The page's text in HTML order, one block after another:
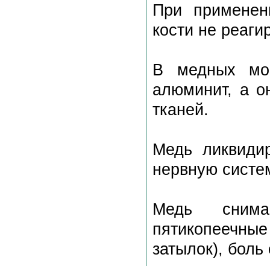
При
кости не
В медных
алюминит, а
тканей.
Медь
нервную
Медь
затылок), боль